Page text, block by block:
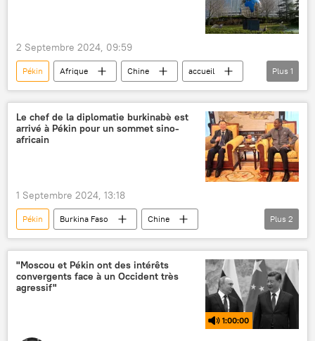
2 Septembre 2024, 09:59
Pékin Afrique Chine
accueil
forum
Plus 1
Le chef de la diplomatie burkinabè est
arrivé à Pékin pour un sommet sino-
africain
1 Septembre 2024, 13:18
Pékin Burkina Faso
Chine
sommet
Karamoko Jean Marie Traoré
Plus 2
"Moscou et Pékin ont des intérêts
convergents face à un Occident très
agressif"
1:00:00